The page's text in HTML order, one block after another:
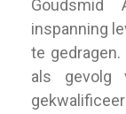
inspanning
te
als gevolg